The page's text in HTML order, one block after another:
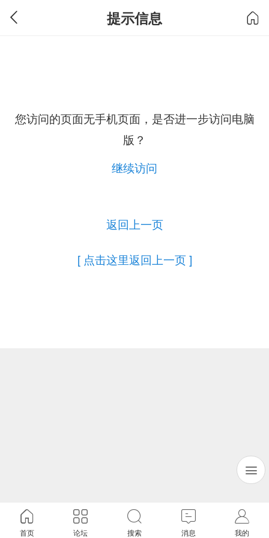
提示信息
您访问的页面无手机页面，是否进一步访问电脑
版？
继续访问
返回上一页
[ 点击这里返回上一页 ]
首页 论坛 搜索 消息 我的